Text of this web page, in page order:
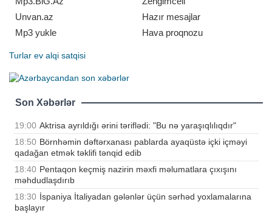
Unvan.az
Hazır mesajlar
Mp3 yukle
Hava proqnozu
Turlar ev alqi satqisi
Son Xəbərlər
19:00 Aktrisa ayrıldığı ərini təriflədi: "Bu nə yaraşıqlılıqdır"
18:50 Börnhəmin dəftərxanası pablarda ayaqüstə içki içməyi
qadağan etmək təklifi tənqid edib
18:40 Pentaqon keçmiş nazirin məxfi məlumatlara çıxışını
məhdudlaşdırıb
18:30 İspaniya İtaliyadan gələnlər üçün sərhəd yoxlamalarına
başlayır